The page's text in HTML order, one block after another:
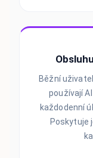
Běžní
používají
každodenní
Poskytuje